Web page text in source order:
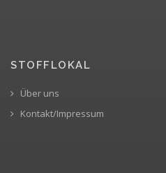
STOFFLOKAL
Über uns
Kontakt/Impressum